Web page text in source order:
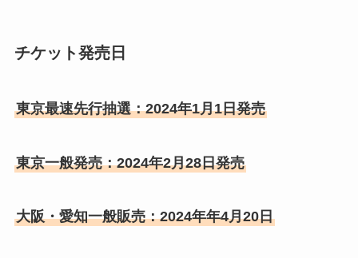
チケット発売日
東京最速先行抽選：2024年1月1日発売
東京一般発売：2024年2月28日発売
大阪・愛知一般販売：2024年年4月20日